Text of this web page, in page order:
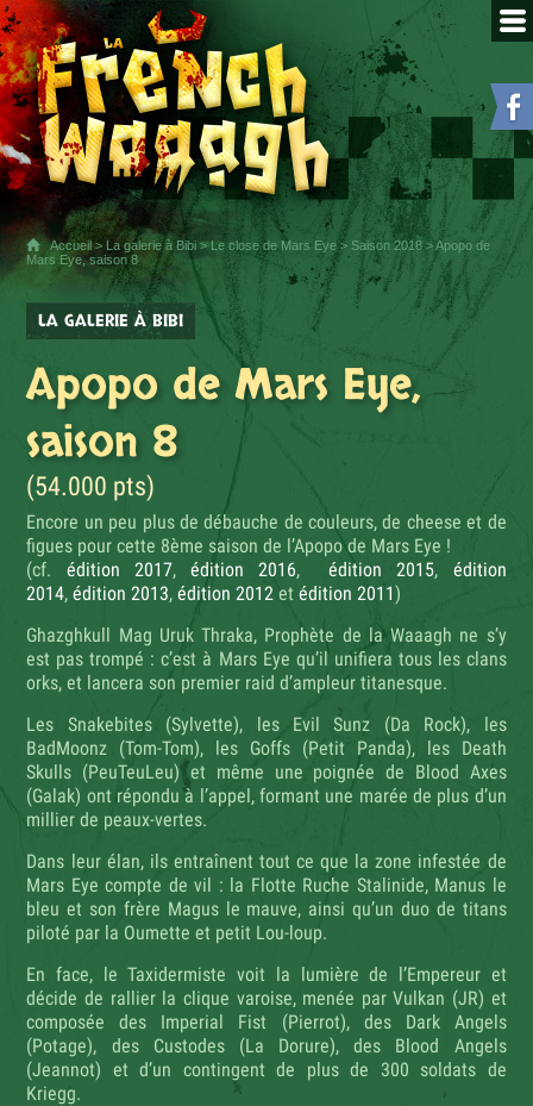
Accueil> La galerie à Bibi >Le close de Mars Eye> Saison 2018> Apopo de
Mars Eye, saison 8
LA GALERIE À BIBI
Apopo de Mars Eye,
saison 8
(54.000 pts)
Encore un peu plus de débauche de couleurs, de cheese et de
figues pour cette 8ème saison de l’Apopo de Mars Eye !
(cf. édition 2017, édition 2016,édition 2015, édition
2014,édition 2013,édition 2012 etédition 2011)
Ghazghkull Mag Uruk Thraka, Prophète de la Waaagh ne s’y
est pas trompé : c’est à Mars Eye qu’il unifiera tous les clans
orks, et lancera son premier raid d’ampleur titanesque.
Les Snakebites (Sylvette), les Evil Sunz (Da Rock), les
BadMoonz (Tom-Tom), les Goffs (Petit Panda), les Death
Skulls (PeuTeuLeu) et même une poignée de Blood Axes
(Galak) ont répondu à l’appel, formant une marée de plus d’un
millier de peaux-vertes.
Dans leur élan, ils entraînent tout ce que la zone infestée de
Mars Eye compte de vil : la Flotte Ruche Stalinide, Manus le
bleu et son frère Magus le mauve, ainsi qu’un duo de titans
piloté par la Oumette et petit Lou-loup.
En face, le Taxidermiste voit la lumière de l’Empereur et
décide de rallier la clique varoise, menée par Vulkan (JR) et
composée des Imperial Fist (Pierrot), des Dark Angels
(Potage), des Custodes (La Dorure), des Blood Angels
(Jeannot) et d’un contingent de plus de 300 soldats de
Kriegg.